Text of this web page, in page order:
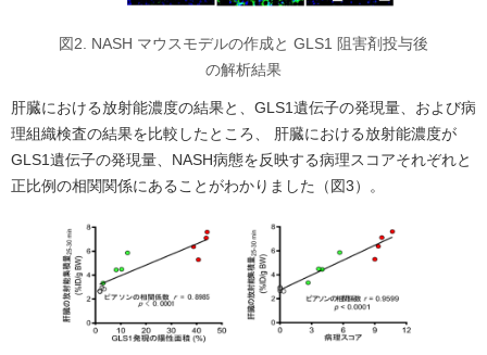
図2. NASH マウスモデルの作成と GLS1 阻害剤投与後
の解析結果
肝臓における放射能濃度の結果と、GLS1遺伝子の発現量、および病
理組織検査の結果を比較したところ、 肝臓における放射能濃度が
GLS1遺伝子の発現量、NASH病態を反映する病理スコアそれぞれと
正比例の相関関係にあることがわかりました（図3）。